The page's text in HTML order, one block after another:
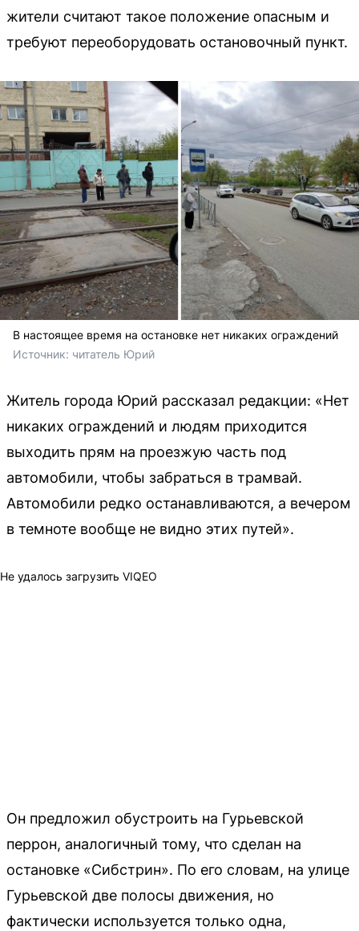
жители считают такое положение опасным и
требуют переоборудовать остановочный пункт.
В настоящее время на остановке нет никаких ограждений
Источник: читатель Юрий
Житель города Юрий рассказал редакции: «Нет
никаких ограждений и людям приходится
выходить прям на проезжую часть под
автомобили, чтобы забраться в трамвай.
Автомобили редко останавливаются, а вечером
в темноте вообще не видно этих путей».
Не удалось загрузить VIQEO
Он предложил обустроить на Гурьевской
перрон, аналогичный тому, что сделан на
остановке «Сибстрин». По его словам, на улице
Гурьевской две полосы движения, но
фактически используется только одна,